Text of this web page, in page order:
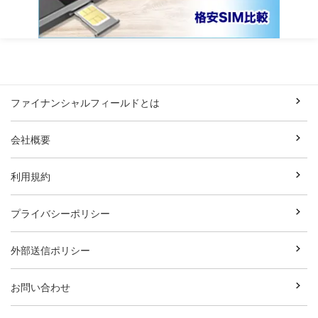
ファイナンシャルフィールドとは
会社概要
利用規約
プライバシーポリシー
外部送信ポリシー
お問い合わせ